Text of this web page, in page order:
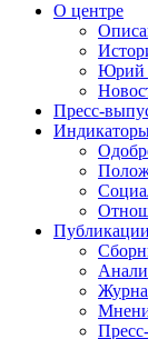
О центре
Юрий
Пресс-
Публикации